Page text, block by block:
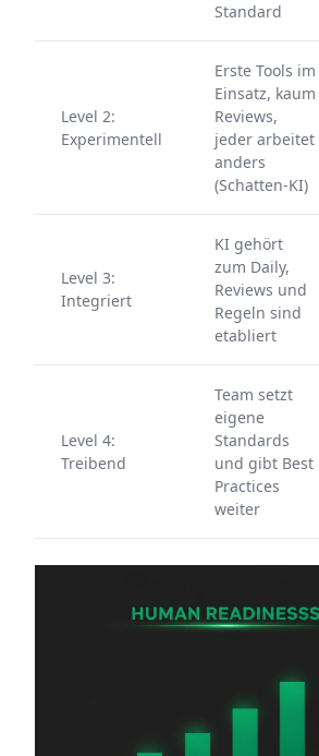
Standard
Level 2:
Experimentell
Erste Tools im
Einsatz, kaum
Reviews,
jeder arbeitet
anders
(Schatten-KI)
Level 3:
Integriert
KI gehört
zum Daily,
Reviews und
Regeln sind
etabliert
Level 4:
Treibend
Team setzt
eigene
Standards
und gibt Best
Practices
weiter